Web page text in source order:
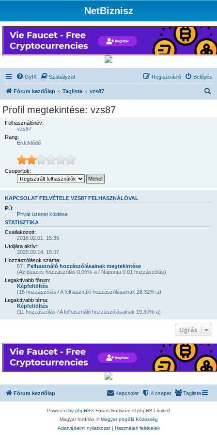
NetBiznisz
GyIK Szabályzat Belépés
Regisztráció
Fórum kezdőlap Taglista vzs87
Profil megtekintése: vzs87
Felhasználónév:
vzs87
Rang:
Érdeklődő
Csoportok:
KAPCSOLAT FELVÉTELE VZS87 FELHASZNÁLÓVAL
PÜ:
Privát üzenet küldése
STATISZTIKA
Csatlakozott:
2016.02.01. 15:35
Utoljára aktív:
2025.09.14. 15:07
Hozzászólások száma:
57 | Felhasználó hozzászólásainak megtekintése
(Az összes hozzászólás 0.06%-a / Naponta 0.01 hozzászólás)
Legaktívabb fórum:
Képfeltöltés
(15 hozzászólás / A felhasználó hozzászólásainak 26.32%-a)
Legaktívabb téma:
Képfeltöltés
(11 hozzászólás / A felhasználó hozzászólásainak 19.30%-a)
Ugrás
Fórum kezdőlap Taglista
A csapat
Kapcsolat
Powered by phpBB® Forum Software © phpBB Limited
Magyar fordítás ©Magyar phpBB Közösség
Adatvédelmi nyilatkozat| Használati feltételek